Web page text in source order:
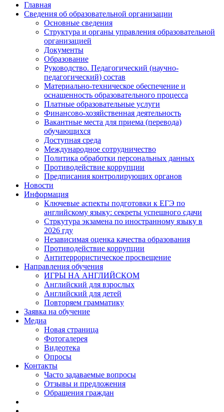
Главная
Сведения об образовательной организации
Основные сведения
Структура и органы управления образовательной
организацией
Документы
Образование
Руководство. Педагогический (научно-
педагогический) состав
Материально-техническое обеспечение и
оснащенность образовательного процесса
Платные образовательные услуги
Финансово-хозяйственная деятельность
Вакантные места для приема (перевода)
обучающихся
Доступная среда
Международное сотрудничество
Политика обработки персональных данных
Противодействие коррупции
Предписания контролирующих органов
Новости
Информация
Ключевые аспекты подготовки к ЕГЭ по
английскому языку: секреты успешного сдачи
Стркутура экзамена по иностранному языку в
2026 гду
Независимая оценка качества образования
Противодействие коррупции
Антитеррористическое просвещение
Направления обучения
ИГРЫ НА АНГЛИЙСКОМ
Английский для взрослых
Английский для детей
Повторяем грамматику
Заявка на обучение
Медиа
Новая страница
Фотогалерея
Видеотека
Опросы
Контакты
Часто задаваемые вопросы
Отзывы и предложения
Обращения граждан